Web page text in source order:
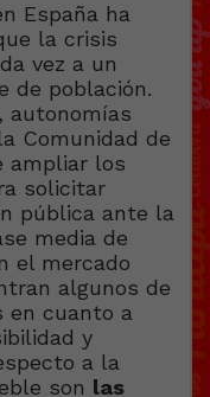
España ha
la crisis
vez a un
de población.
autonomías
Comunidad de
ampliar los
solicitar
pública ante la
media de
el mercado
algunos de
en cuanto a
y
a la
son las